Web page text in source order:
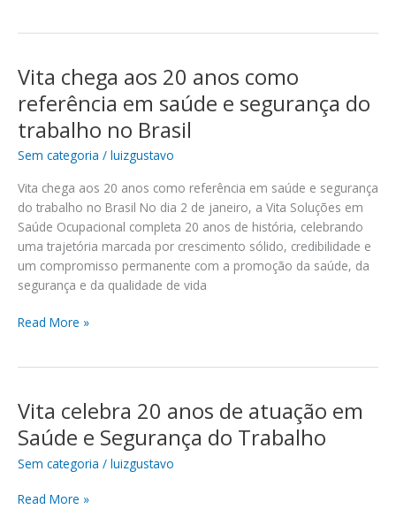
sua
empresa
Vita chega aos 20 anos como
referência em saúde e segurança do
trabalho no Brasil
Sem categoria / luizgustavo
Vita chega aos 20 anos como referência em saúde e segurança
do trabalho no Brasil No dia 2 de janeiro, a Vita Soluções em
Saúde Ocupacional completa 20 anos de história, celebrando
uma trajetória marcada por crescimento sólido, credibilidade e
um compromisso permanente com a promoção da saúde, da
segurança e da qualidade de vida
Vita
aos
20
anos
referência
em
saúde
e
segurança
do
no
Read More »
Vita celebra 20 anos de atuação em
Saúde e Segurança do Trabalho
Sem categoria / luizgustavo
Vita
celebra
20
anos
atuação
Read More »